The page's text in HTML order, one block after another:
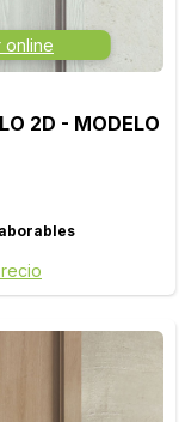
online
2D - MODELO